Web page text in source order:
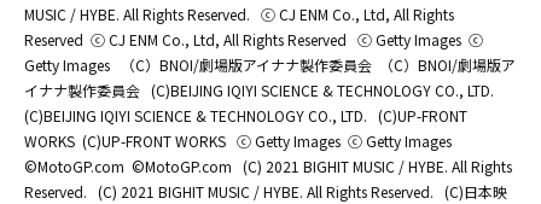
MUSIC / HYBE. All Rights Reserved. ⓒ CJ ENM Co., Ltd, All Rights
Reserved ⓒ CJ ENM Co., Ltd, All Rights Reserved ⓒ Getty Images ⓒ
Getty Images
（C）BNOI/劇場版アイナナ製作委員会
（C）BNOI/劇場版ア
イナナ製作委員会 (C)BEIJING IQIYI SCIENCE & TECHNOLOGY CO., LTD.
(C)BEIJING IQIYI SCIENCE & TECHNOLOGY CO., LTD. (C)UP-FRONT
WORKS (C)UP-FRONT WORKS ⓒ Getty Images ⓒ Getty Images
©MotoGP.com ©MotoGP.com (C) 2021 BIGHIT MUSIC / HYBE. All Rights
Reserved. (C) 2021 BIGHIT MUSIC / HYBE. All Rights Reserved. (C)日本映